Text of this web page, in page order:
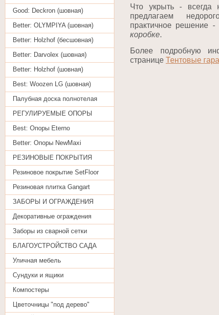
Что укрыть - всегда
предлагаем
практичное решение
коробке.
Более подробную
странице Тентовые
Good: Deckron (шовная)
Better: OLYMPIYA (шовная)
Better: Holzhof (бесшовная)
Better: Darvolex (шовная)
Better: Holzhof (шовная)
Best: Woozen LG (шовная)
Палубная доска полнотелая
РЕГУЛИРУЕМЫЕ ОПОРЫ
Best: Oпоры Eterno
Better: Опоры NewMaxi
РЕЗИНОВЫЕ ПОКРЫТИЯ
Резиновое покрытие SetFloor
Резиновая плитка Gangart
ЗАБОРЫ И ОГРАЖДЕНИЯ
Декоративные ограждения
Заборы из сварной сетки
БЛАГОУСТРОЙСТВО САДА
Уличная мебель
Сундуки и ящики
Компостеры
Цветочницы "под дерево"